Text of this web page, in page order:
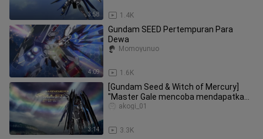
3:58 1.4K
4:09
Gundam SEED Pertempuran Para
Dewa
1.6K
Momoyunuo
3:14
[Gundam Seed & Witch of Mercury]
"Master Gale mencoba mendapatkan
kembali rasa hormatnya dan menanta
3.3K
akogi_01